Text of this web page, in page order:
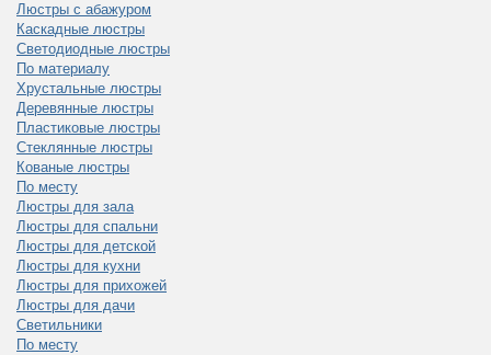
Люстры с абажуром
Каскадные люстры
Светодиодные люстры
По материалу
Хрустальные люстры
Деревянные люстры
Пластиковые люстры
Стеклянные люстры
Кованые люстры
По месту
Люстры для зала
Люстры для спальни
Люстры для детской
Люстры для кухни
Люстры для прихожей
Люстры для дачи
Светильники
По месту